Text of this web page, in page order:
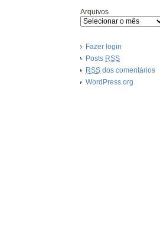
Arquivos
Fazer login
Posts RSS
RSS dos comentários
WordPress.org